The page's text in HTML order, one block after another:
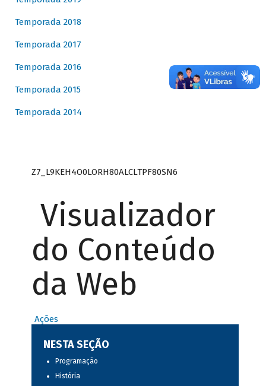
Temporada 2018
Temporada 2017
Temporada 2016
Temporada 2015
Temporada 2014
Z7_L9KEH4O0LORH80ALCLTPF80SN6
Visualizador
do Conteúdo
da Web
Ações
NESTA SEÇÃO
Programação
História